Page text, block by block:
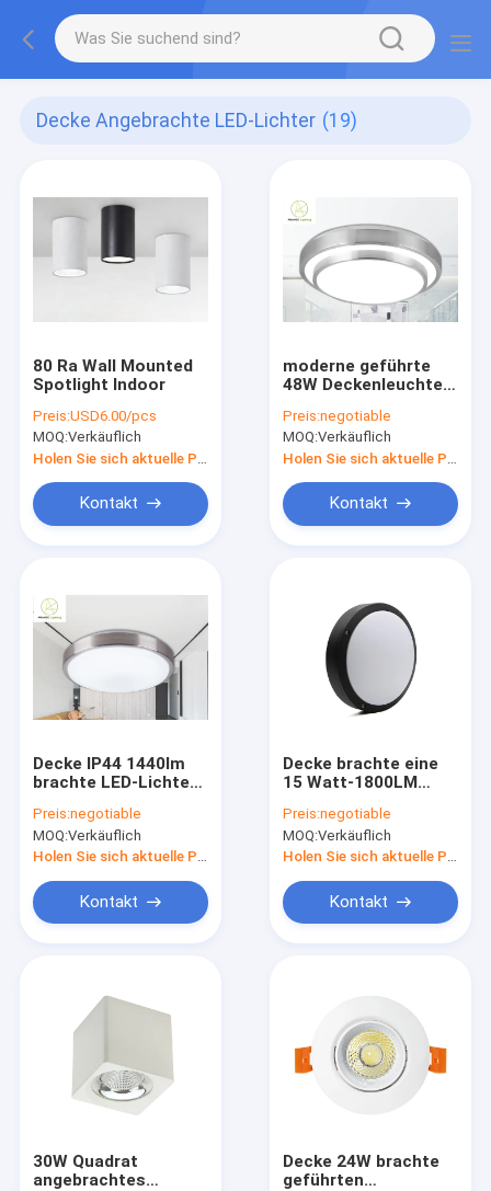
Decke Angebrachte LED-Lichter (19)
80 Ra Wall Mounted
Spotlight Indoor
Preis:USD6.00/pcs
MOQ:Verkäuflich
Kontakt
moderne geführte
48W Deckenleuchte
Preis:negotiable
MOQ:Verkäuflich
Kontakt
Decke IP44 1440lm
brachte LED-Lichter
Preis:negotiable
MOQ:Verkäuflich
Kontakt
Decke brachte eine
15 Watt-1800LM
Berg LED-Licht-
275mm einfacher
Kreis an
Preis:negotiable
MOQ:Verkäuflich
Kontakt
30W Quadrat
angebrachtes
Decke 24W brachte
geführten